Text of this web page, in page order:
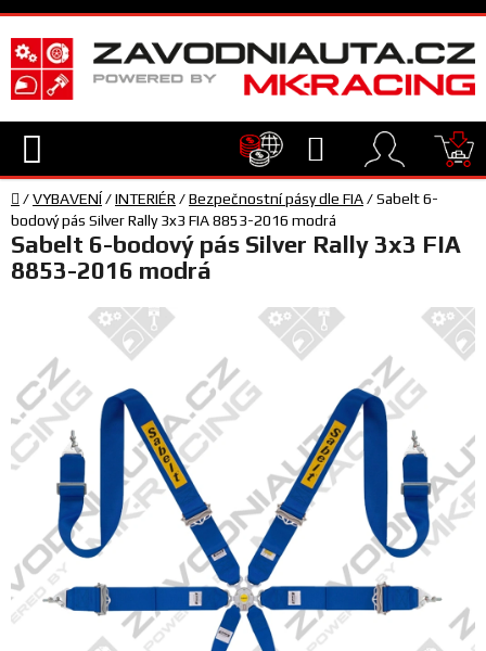
Přejít
na
obsah
Hledat
TECHNIKA
VYBAVENÍ
TÝM
A
SERVIS
FANOUŠCI
Profil
firmy
Domů
/VYBAVENÍ/INTERIÉR /Bezpečnostní pásy dle FIA/Sabelt 6-
bodový pás Silver Rally 3x3 FIA 8853-2016 modrá
Sabelt 6-bodový pás Silver Rally 3x3 FIA
8853-2016 modrá